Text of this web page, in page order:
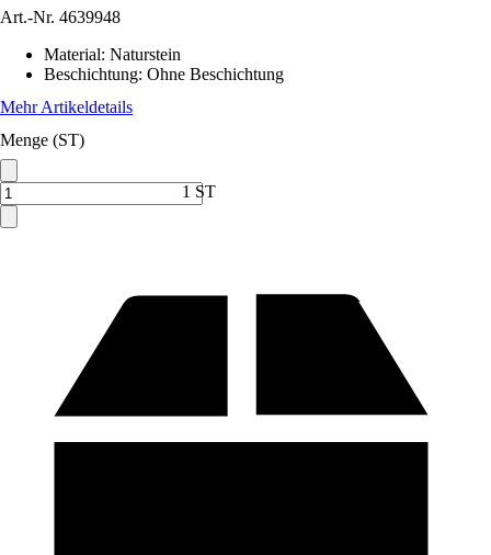
Art.-Nr. 4639948
Material: Naturstein
Beschichtung: Ohne Beschichtung
Mehr Artikeldetails
Menge (ST)
1 ST